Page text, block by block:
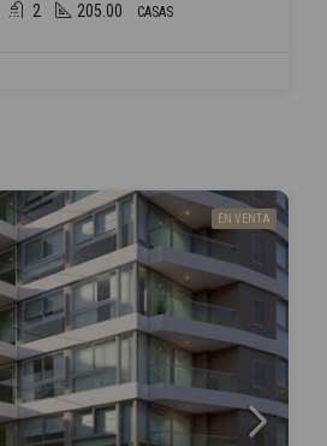
2 205.00 CASAS
EN VENTA